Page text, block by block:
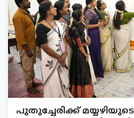
പുതുച്ചേരിക്ക്